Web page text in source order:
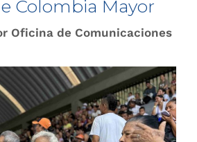
Colombia Mayor
Oficina de Comunicaciones